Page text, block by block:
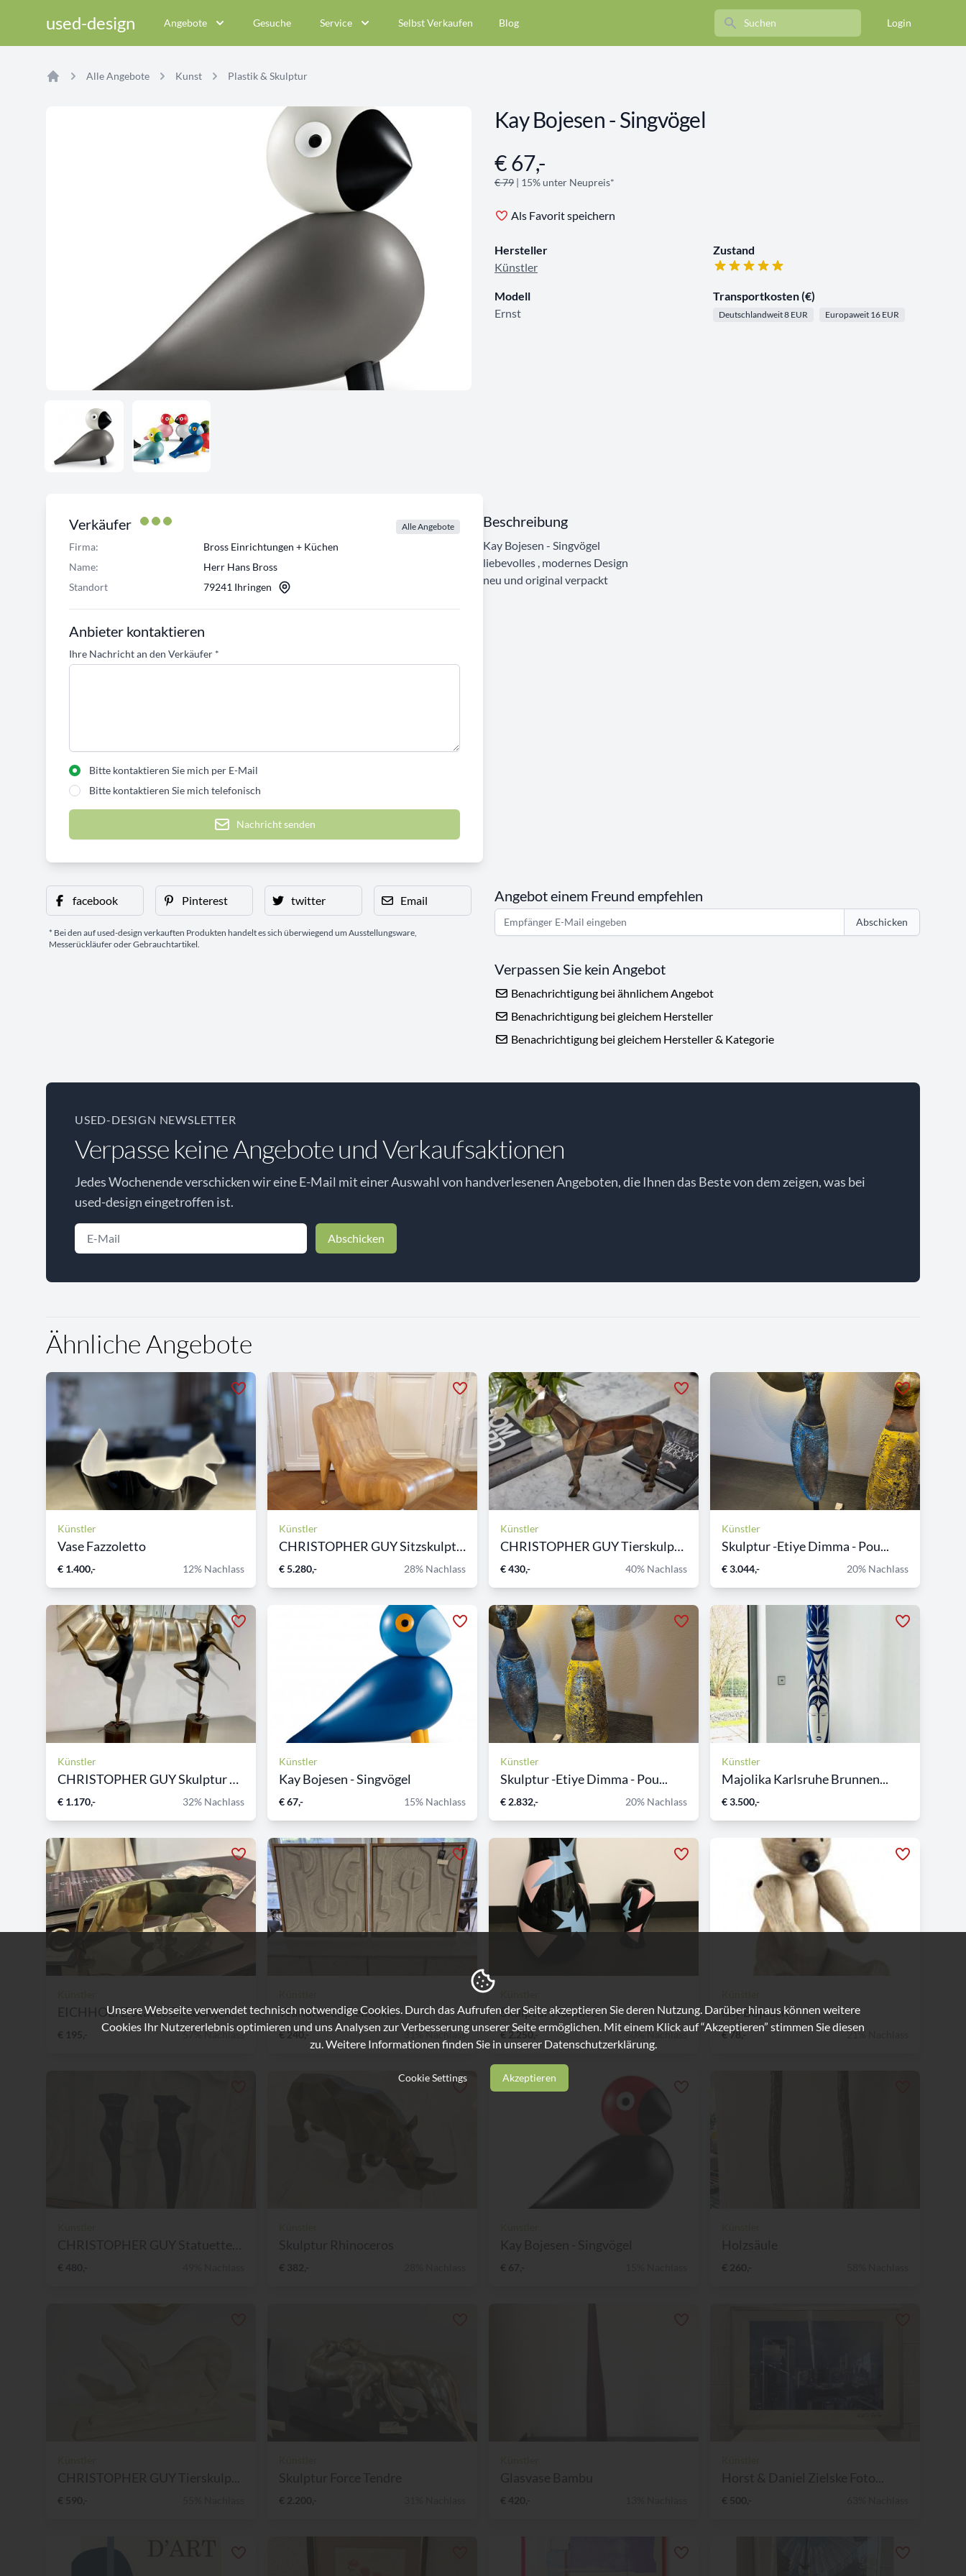
used-design Angebote Gesuche Service Selbst Verkaufen Blog Search Login
Alle Angebote Kunst Plastik & Skulptur
Kay Bojesen - Singvögel
Angebotsinformationen
€ 67,-
€ 79 | 15% unter Neupreis*
Als Favorit speichern
Hersteller
Künstler
Zustand
Modell
Ernst
Transportkosten (€)
Deutschlandweit 8 EUR Europaweit 16 EUR
Verkäufer Alle Angebote
Firma:
Bross Einrichtungen + Küchen
Name:
Herr Hans Bross
Standort
79241 Ihringen
Anbieter kontaktieren
Ihre Nachricht an den Verkäufer *
Bitte kontaktieren Sie mich per E-Mail
Bitte kontaktieren Sie mich telefonisch
Nachricht senden
Beschreibung
Kay Bojesen - Singvögel
liebevolles , modernes Design
neu und original verpackt
facebook Pinterest twitter Email
* Bei den auf used-design verkauften Produkten handelt es sich überwiegend um Ausstellungsware,
Messerückläufer oder Gebrauchtartikel.
Angebot einem Freund empfehlen
Abschicken
Verpassen Sie kein Angebot
Benachrichtigung bei ähnlichem Angebot
Benachrichtigung bei gleichem Hersteller
Benachrichtigung bei gleichem Hersteller & Kategorie
USED-DESIGN NEWSLETTER
Verpasse keine Angebote und Verkaufsaktionen
Jedes Wochenende verschicken wir eine E-Mail mit einer Auswahl von handverlesenen Angeboten, die Ihnen das Beste von dem zeigen, was bei
used-design eingetroffen ist.
Abschicken
Ähnliche Angebote
Künstler
Vase Fazzoletto
€ 1.400,- 12% Nachlass
Künstler
CHRISTOPHER GUY Sitzskulptu...
€ 5.280,- 28% Nachlass
Künstler
CHRISTOPHER GUY Tierskulpt...
€ 430,- 40% Nachlass
Künstler
Skulptur -Etiye Dimma - Pou...
€ 3.044,- 20% Nachlass
Künstler
CHRISTOPHER GUY Skulptur Tä...
€ 1.170,- 32% Nachlass
Künstler
Kay Bojesen - Singvögel
€ 67,- 15% Nachlass
Künstler
Skulptur -Etiye Dimma - Pou...
€ 2.832,- 20% Nachlass
Künstler
Majolika Karlsruhe Brunnen...
€ 3.500,-
EICHHOLTZ Statue Dekoobjek...
€ 195,- 57% Nachlass
Wandrelief Elements
€ 240,- 31% Nachlass
Skulptur Hunan 3
€ 2.250,- 50% Nachlass
kay Bojesen
€ 78,- 21% Nachlass
Unsere Webseite verwendet technisch notwendige Cookies. Durch das Aufrufen der Seite akzeptieren Sie deren Nutzung. Darüber hinaus können weitere
Cookies Ihr Nutzererlebnis optimieren und uns Analysen zur Verbesserung unserer Seite ermöglichen. Mit einem Klick auf “Akzeptieren” stimmen Sie diesen
zu. Weitere Informationen finden Sie in unserer Datenschutzerklärung.
Cookie Settings Akzeptieren